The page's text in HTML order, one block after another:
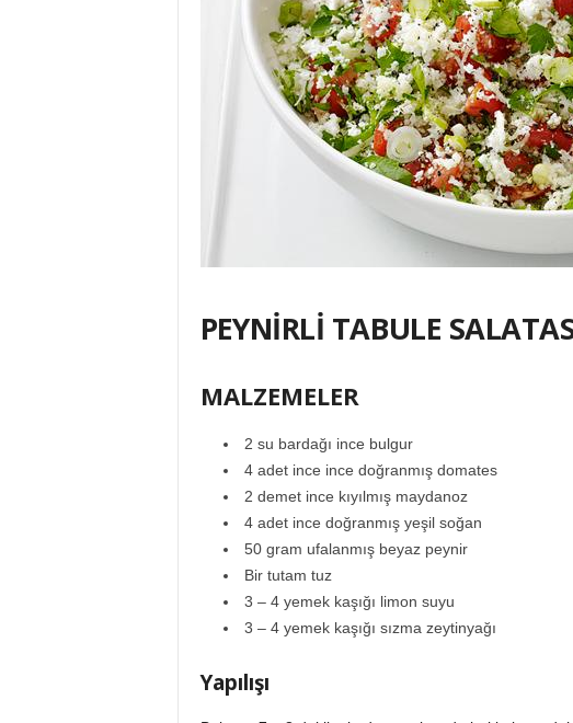
PEYNİRLİ TABULE
MALZEMELER
2 su bardağı ince bulgur
4 adet ince ince doğranmış domates
2 demet ince kıyılmış maydanoz
4 adet ince doğranmış yeşil soğan
50 gram ufalanmış beyaz peynir
Bir tutam tuz
3 – 4 yemek kaşığı limon suyu
3 – 4 yemek kaşığı sızma zeytinyağı
Yapılışı